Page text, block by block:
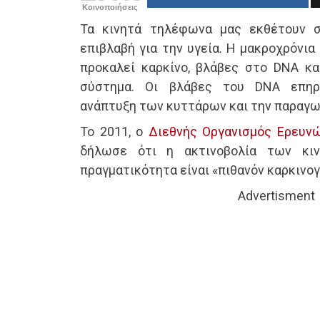
Κοινοποιήσεις
Τα κινητά τηλέφωνα μας εκθέτουν
επιβλαβή για την υγεία. Η
προκαλεί καρκίνο, βλάβες στο DNA
σύστημα. Οι βλάβες του DNA
ανάπτυξη των κυττάρων και την
Το 2011, ο Διεθνής Οργανισμός
δήλωσε ότι η ακτινοβολία των
πραγματικότητα είναι «πιθανόν
Advertisment